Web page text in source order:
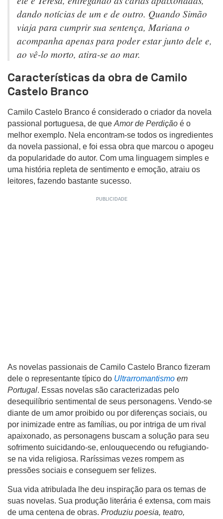
dando notícias de um e de outro. Quando Simão
viaja para cumprir sua sentença, Mariana o
acompanha apenas para poder estar junto dele e,
ao vê-lo morto, atira-se ao mar.
Características da obra de Camilo
Castelo Branco
Camilo Castelo Branco é considerado o criador da novela
passional portuguesa, de que Amor de Perdição é o
melhor exemplo. Nela encontram-se todos os ingredientes
da novela passional, e foi essa obra que marcou o apogeu
da popularidade do autor. Com uma linguagem simples e
uma história repleta de sentimento e emoção, atraiu os
leitores, fazendo bastante sucesso.
As novelas passionais de Camilo Castelo Branco fizeram
dele o representante típico do Ultrarromantismo em
Portugal. Essas novelas são caracterizadas pelo
desequilíbrio sentimental de seus personagens. Vendo-se
diante de um amor proibido ou por diferenças sociais, ou
por inimizade entre as famílias, ou por intriga de um rival
apaixonado, as personagens buscam a solução para seu
sofrimento suicidando-se, enlouquecendo ou refugiando-
se na vida religiosa. Raríssimas vezes rompem as
pressões sociais e conseguem ser felizes.
Sua vida atribulada lhe deu inspiração para os temas de
suas novelas. Sua produção literária é extensa, com mais
de uma centena de obras. Produziu poesia, teatro,